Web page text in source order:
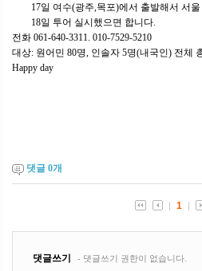
17일 여수(광주,목포)에서 출발해서 서울
18일 투어 실시했으면 합니다.
전화 061-640-3311. 010-7529-5210
대상: 원어민 80명, 인솔자 5명(내국인) 전체
Happy day
댓글 0개